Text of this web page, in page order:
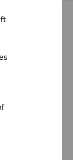
design.
handgrepen
gerecycleerd
zorgen voor